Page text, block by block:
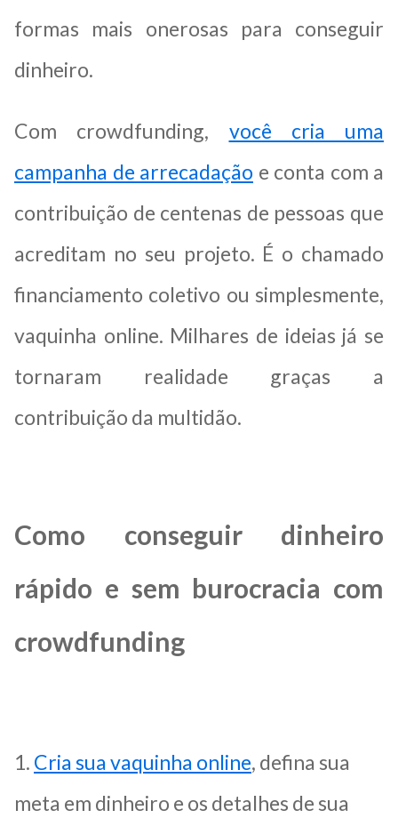
formas mais onerosas para conseguir
dinheiro.
Com crowdfunding, você cria uma
campanha de arrecadação e conta com a
contribuição de centenas de pessoas que
acreditam no seu projeto. É o chamado
financiamento coletivo ou simplesmente,
vaquinha online. Milhares de ideias já se
tornaram realidade graças a
contribuição da multidão.
Como conseguir dinheiro
rápido e sem burocracia com
crowdfunding
1. Cria sua vaquinha online, defina sua
meta em dinheiro e os detalhes de sua